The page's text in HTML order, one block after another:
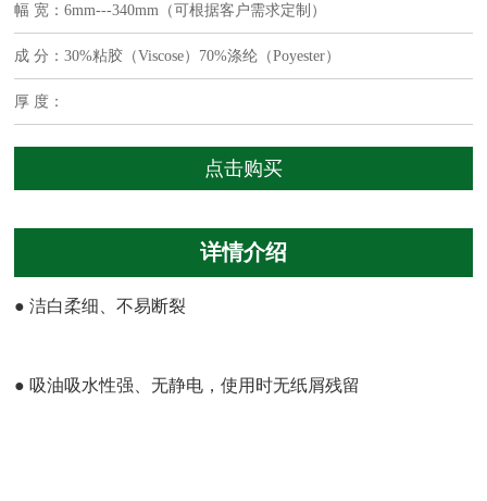
幅 宽：6mm---340mm（可根据客户需求定制）
成 分：30%粘胶（Viscose）70%涤纶（Poyester）
厚 度：
点击购买
详情介绍
●洁白柔细、不易断裂
● 吸油吸水性强、无静电，使用时无纸屑残留